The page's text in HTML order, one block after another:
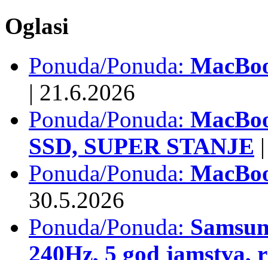
Oglasi
Ponuda/Ponuda:
| 21.6.2026
Ponuda/Ponuda:
SSD, SUPER STANJE |
Ponuda/Ponuda:
30.5.2026
Ponuda/Ponuda:
240Hz, 5 god jamstva,